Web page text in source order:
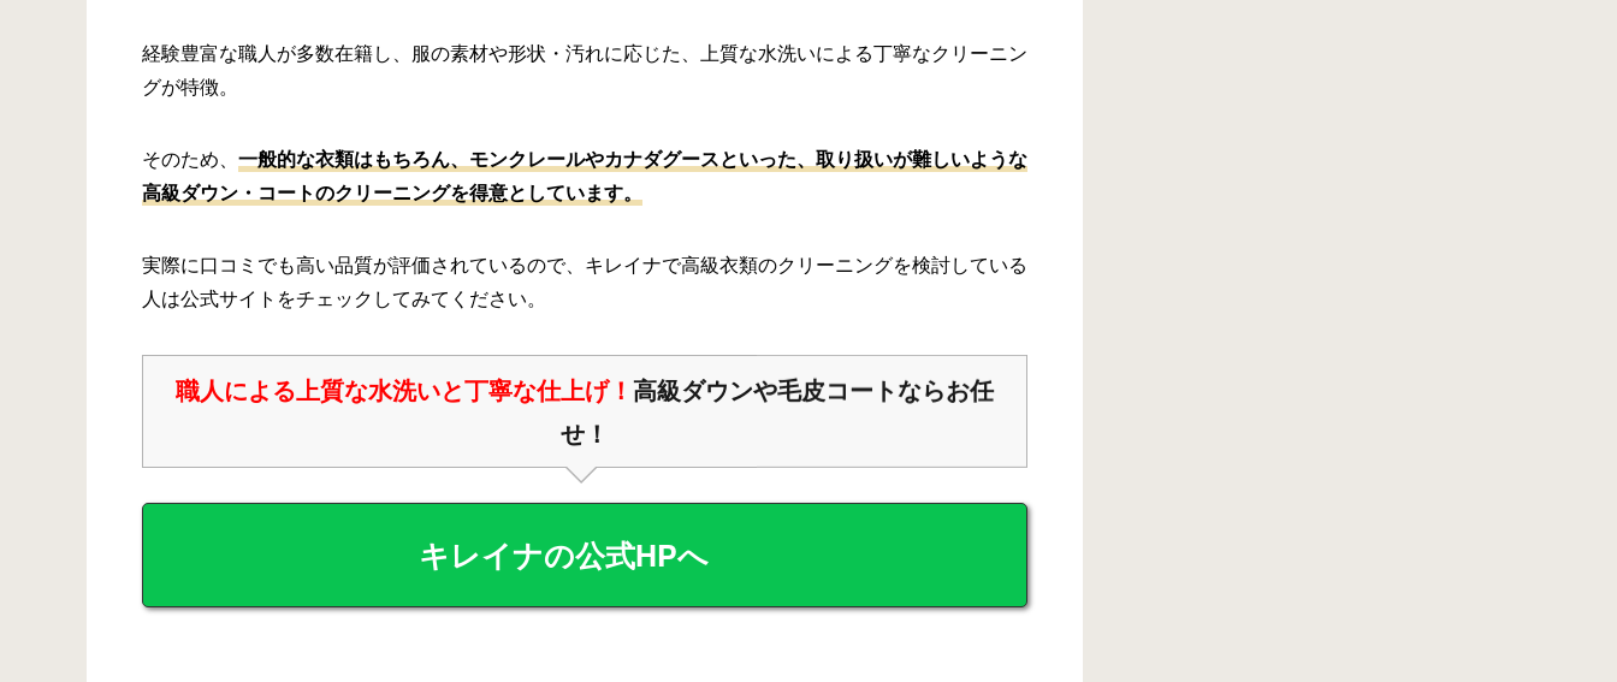
経験豊富な職人が多数在籍し、服の素材や形状・汚れに応じた、上質な水洗いによる丁寧なクリーニン
グが特徴。
そのため、 一般的な衣類はもちろん、モンクレールやカナダグースといった、取り扱いが難しいような
高級ダウン・コートのクリーニングを得意としています。
実際に口コミでも高い品質が評価されているので、キレイナで高級衣類のクリーニングを検討している
人は公式サイトをチェックしてみてください。
職人による上質な水洗いと丁寧な仕上げ！ 高級ダウンや毛皮コートならお任
せ！
キレイナの公式HPへ